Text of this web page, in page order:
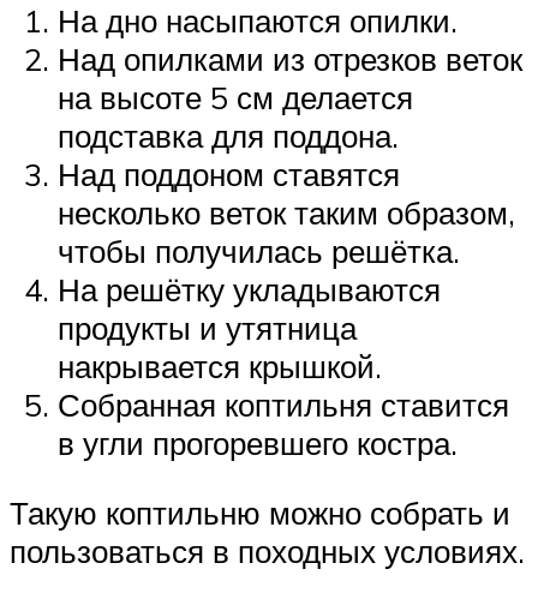
На дно насыпаются опилки.
Над опилками из отрезков веток
на высоте 5 см делается
подставка для поддона.
Над поддоном ставятся
несколько веток таким образом,
чтобы получилась решётка.
На решётку укладываются
продукты и утятница
накрывается крышкой.
Собранная коптильня ставится
в угли прогоревшего костра.
Такую коптильню можно собрать и
пользоваться в походных условиях.